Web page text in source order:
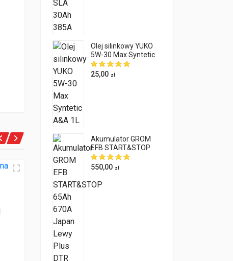
Olej silinkowy YUKO
5W-30 Max Syntetic
A&A 1L
25,00 zł
Akumulator GROM
EFB START&STOP
65Ah 670A Japan
Lewy Plus DTR
550,00 zł